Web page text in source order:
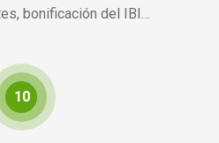
bonificación del IBI…
10